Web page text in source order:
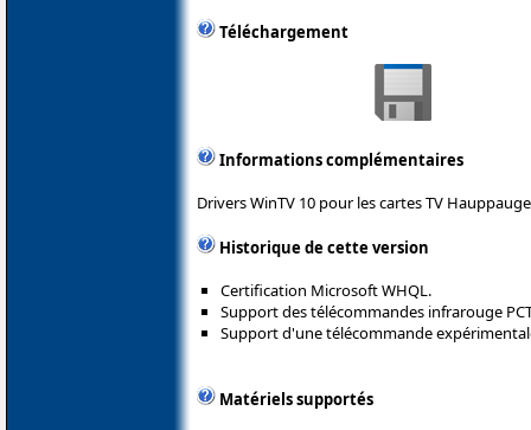
Téléchargement
Informations complémentaires
Drivers WinTV 10 pour les cartes TV
Historique de cette version
Certification Microsoft WHQL.
Support des télécommandes infrarouge
Support d'une télécommande
Matériels supportés